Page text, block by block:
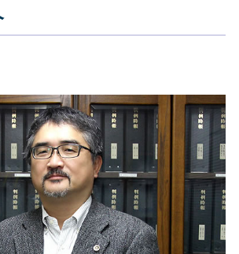
決定通知
安い
せない
方法
じない
主からの解約
主からの解約
士
け渡し請求
策
つけ
書
寄り
市
問題 島田市
問題 静岡市
問題 藤枝市
市
問題 静岡県
市
市
市